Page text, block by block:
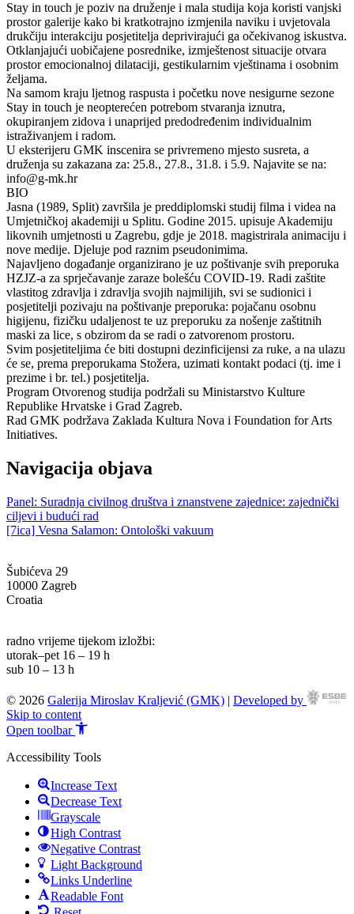
Stay in touch je poziv na druženje i mala studija koja koristi vanjski
prostor galerije kako bi kratkotrajno izmjenila naviku i uvjetovala
drukčiju interakciju posjetitelja deprivirajući ga očekivanog iskustva.
Otklanjajući uobičajene posrednike, izmještenost situacije otvara
prostor emocionalnoj dilataciji, gestikularnim vještinama i osobnim
željama.
Na samom kraju ljetnog raspusta i početku nove nesigurne sezone
Stay in touch je neopterećen potrebom stvaranja iznutra,
okupiranjem zidova i unaprijed predodređenim individualnim
istraživanjem i radom.
U eksterijeru GMK inscenira se privremeno mjesto susreta, a
druženja su zakazana za: 25.8., 27.8., 31.8. i 5.9. Najavite se na:
info@g-mk.hr
BIO
Jasna (1989, Split) završila je preddiplomski studij filma i videa na
Umjetničkoj akademiji u Splitu. Godine 2015. upisuje Akademiju
likovnih umjetnosti u Zagrebu, gdje je 2018. magistrirala animaciju i
nove medije. Djeluje pod raznim pseudonimima.
Najavljeno događanje organizirano je uz poštivanje svih preporuka
HZJZ-a za sprječavanje zaraze bolešću COVID-19. Radi zaštite
vlastitog zdravlja i zdravlja svojih najmilijih, svi se sudionici i
posjetitelji pozivaju na poštivanje preporuka: pojačanu osobnu
higijenu, fizičku udaljenost te uz preporuku za nošenje zaštitnih
maski za lice, s obzirom da se radi o zatvorenom prostoru.
Svim posjetiteljima će biti dostupni dezinficijensi za ruke, a na ulazu
će se, prema preporukama Stožera, uzimati kontakt podaci (tj. ime i
prezime i br. tel.) posjetitelja.
Program Otvorenog studija podržali su Ministarstvo Kulture
Republike Hrvatske i Grad Zagreb.
Rad GMK podržava Zaklada Kultura Nova i Foundation for Arts
Initiatives.
Navigacija objava
Panel: Suradnja civilnog društva i znanstvene zajednice: zajednički
ciljevi i budući rad
[7ica] Vesna Salamon: Ontološki vakuum
Šubićeva 29
10000 Zagreb
Croatia
radno vrijeme tijekom izložbi:
utorak–pet 16 – 19 h
sub 10 – 13 h
© 2026 Galerija Miroslav Kraljević (GMK) | Developed by
Skip to content
Open toolbar
Accessibility Tools
Increase Text
Decrease Text
Grayscale
High Contrast
Negative Contrast
Light Background
Links Underline
Readable Font